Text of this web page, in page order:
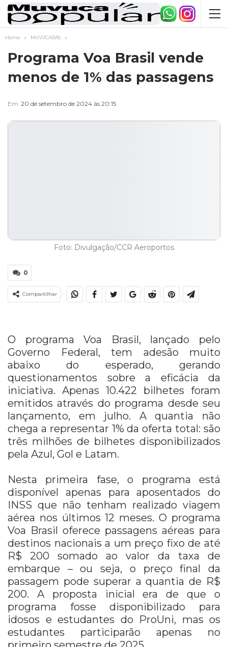
Home MUVUCADAS
Programa Voa Brasil vende
menos de 1% das passagens
Em 20 de setembro de 2024 ás 20:15
Foto: Divulgação/CCR Aeroportos
0
Compartilhar
O programa Voa Brasil, lançado pelo
Governo Federal, tem adesão muito
abaixo do esperado, gerando
questionamentos sobre a eficácia da
iniciativa. Apenas 10.422 bilhetes foram
emitidos através do programa desde seu
lançamento, em julho. A quantia não
chega a representar 1% da oferta total: são
três milhões de bilhetes disponibilizados
pela Azul, Gol e Latam.
Nesta primeira fase, o programa está
disponível apenas para aposentados do
INSS que não tenham realizado viagem
aérea nos últimos 12 meses.O programa
Voa Brasil oferece passagens aéreas para
destinos nacionais a um preço fixo de até
R$ 200 somado ao valor da taxa de
embarque – ou seja, o preço final da
passagem pode superar a quantia de R$
200. A proposta inicial era de que o
programa fosse disponibilizado para
idosos e estudantes do ProUni, mas os
estudantes participarão apenas no